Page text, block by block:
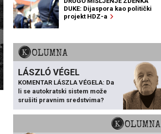
DUKE: Dijaspora kao politički
projekt HDZ-a
KOLUMNA
LÁSZLÓ VÉGEL
KOMENTAR LÁSZLA VÉGELA: Da
li se autokratski sistem može
srušiti pravnim sredstvima?
KOLUMNA